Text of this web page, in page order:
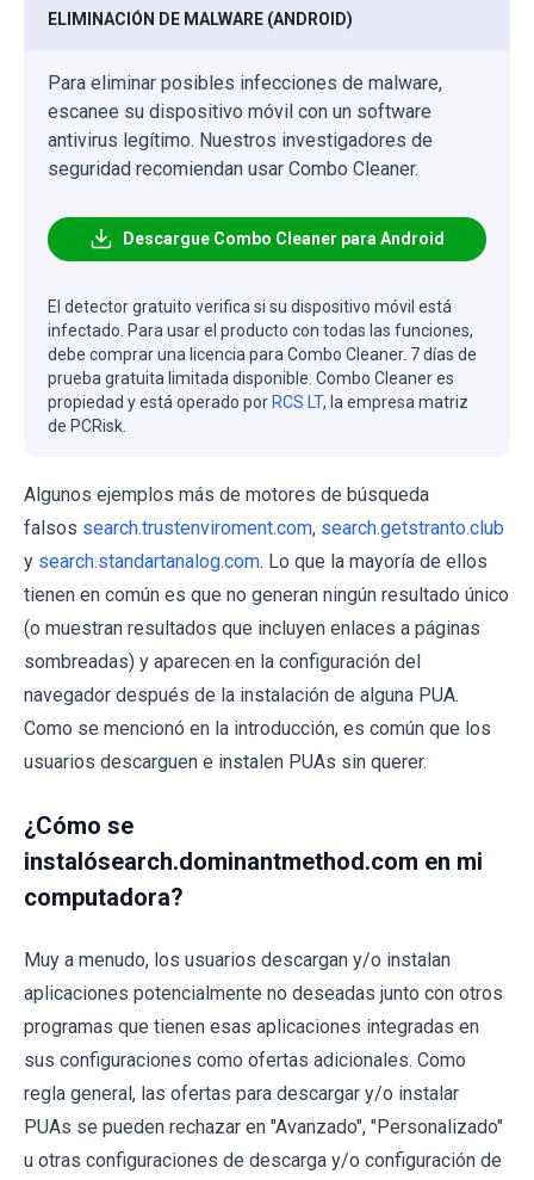
ELIMINACIÓN DE MALWARE (ANDROID)
Para eliminar posibles infecciones de malware,
escanee su dispositivo móvil con un software
antivirus legítimo. Nuestros investigadores de
seguridad recomiendan usar Combo Cleaner.
Descargue Combo Cleaner para Android
El detector gratuito verifica si su dispositivo móvil está
infectado. Para usar el producto con todas las funciones,
debe comprar una licencia para Combo Cleaner. 7 días de
prueba gratuita limitada disponible. Combo Cleaner es
propiedad y está operado por RCS LT, la empresa matriz
de PCRisk.
Algunos ejemplos más de motores de búsqueda
falsos search.trustenviroment.com, search.getstranto.club
y search.standartanalog.com. Lo que la mayoría de ellos
tienen en común es que no generan ningún resultado único
(o muestran resultados que incluyen enlaces a páginas
sombreadas) y aparecen en la configuración del
navegador después de la instalación de alguna PUA.
Como se mencionó en la introducción, es común que los
usuarios descarguen e instalen PUAs sin querer.
¿Cómo se
instalósearch.dominantmethod.com en mi
computadora?
Muy a menudo, los usuarios descargan y/o instalan
aplicaciones potencialmente no deseadas junto con otros
programas que tienen esas aplicaciones integradas en
sus configuraciones como ofertas adicionales. Como
regla general, las ofertas para descargar y/o instalar
PUAs se pueden rechazar en "Avanzado", "Personalizado"
u otras configuraciones de descarga y/o configuración de